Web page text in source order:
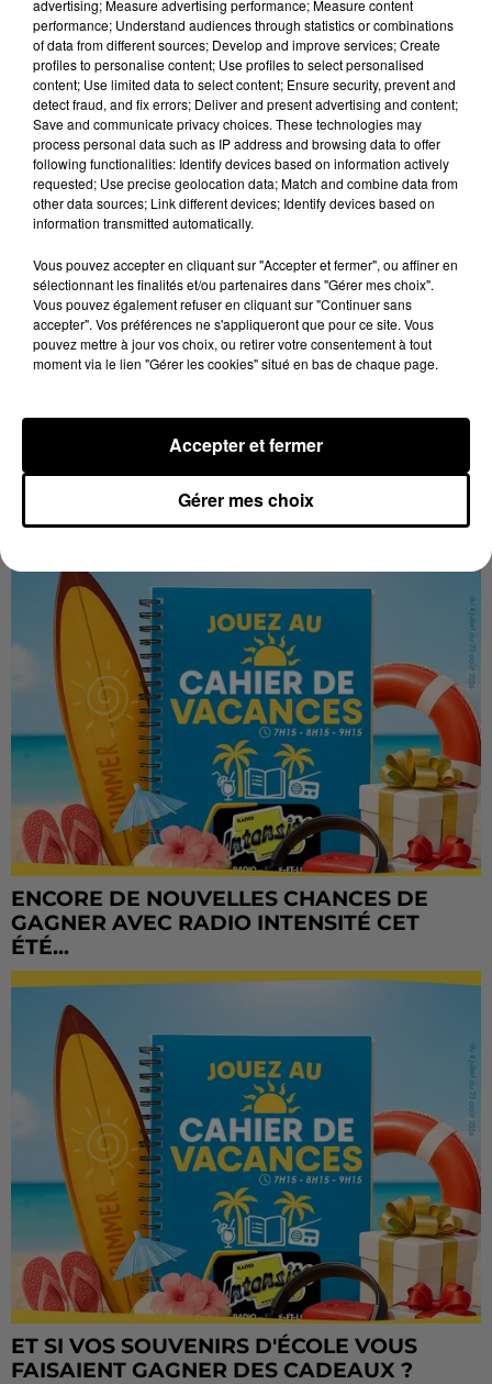
Château de Courtalain, Philippe Palmieri, président...
LES JEUX Voir plus
LES VACANCES PASSENT VITE... LES
CADEAUX AUSSI SUR INTENSITÉ !...
ENCORE DE NOUVELLES CHANCES DE
GAGNER AVEC RADIO INTENSITÉ CET
ÉTÉ...
ET SI VOS SOUVENIRS D'ÉCOLE VOUS
FAISAIENT GAGNER DES CADEAUX ?
advertising; Measure advertising performance; Measure content
performance; Understand audiences through statistics or combinations
of data from different sources; Develop and improve services; Create
profiles to personalise content; Use profiles to select personalised
content; Use limited data to select content; Ensure security, prevent and
detect fraud, and fix errors; Deliver and present advertising and content;
Save and communicate privacy choices. These technologies may
process personal data such as IP address and browsing data to offer
following functionalities: Identify devices based on information actively
requested; Use precise geolocation data; Match and combine data from
other data sources; Link different devices; Identify devices based on
information transmitted automatically.
Vous pouvez accepter en cliquant sur "Accepter et fermer", ou affiner en
sélectionnant les finalités et/ou partenaires dans "Gérer mes choix".
Vous pouvez également refuser en cliquant sur "Continuer sans
accepter". Vos préférences ne s'appliqueront que pour ce site. Vous
pouvez mettre à jour vos choix, ou retirer votre consentement à tout
moment via le lien "Gérer les cookies" situé en bas de chaque page.
Gérer mes choix
Accepter et fermer